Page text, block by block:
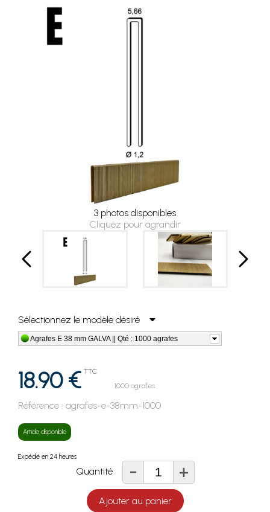
3 photos disponibles
Cliquez pour agrandir
Sélectionnez le modèle désiré
Agrafes E 38 mm GALVA || Qté : 1000 agrafes
18.90 € TTC
1000 agrafes
Référence : agrafes-e-38mm-1000
Article disponible
Expédié en 24 heures
Quantité - +
Ajouter au panier